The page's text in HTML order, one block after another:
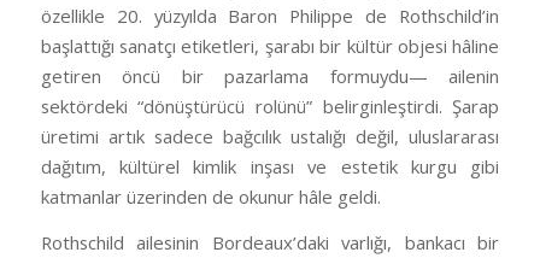
özellikle 20. yüzyılda Baron Philippe de Rothschild’in
başlattığı sanatçı etiketleri, şarabı bir kültür objesi hâline
getiren öncü bir pazarlama formuydu— ailenin
sektördeki “dönüştürücü rolünü” belirginleştirdi. Şarap
üretimi artık sadece bağcılık ustalığı değil, uluslararası
dağıtım, kültürel kimlik inşası ve estetik kurgu gibi
katmanlar üzerinden de okunur hâle geldi.
Rothschild ailesinin Bordeaux’daki varlığı, bankacı bir